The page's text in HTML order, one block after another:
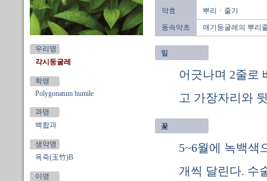
우리명
각시둥굴레
학명
Polygonatum humile
과명
백합과
생약명
옥죽(玉竹)B
이명
약효
뿌리ㆍ줄기
동속약초
애기둥굴레의 뿌리
잎
어긋나며 2줄로
고 가장자리와
꽃
5~6월에 녹백색
개씩 달린다. 수